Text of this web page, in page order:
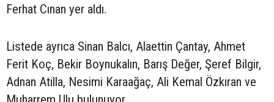
Ferhat Cınan yer aldı.
Listede ayrıca Sinan Balcı, Alaettin Çantay, Ahmet
Ferit Koç, Bekir Boynukalın, Barış Değer, Şeref Bilgir,
Adnan Atilla, Nesimi Karaağaç, Ali Kemal Özkıran ve